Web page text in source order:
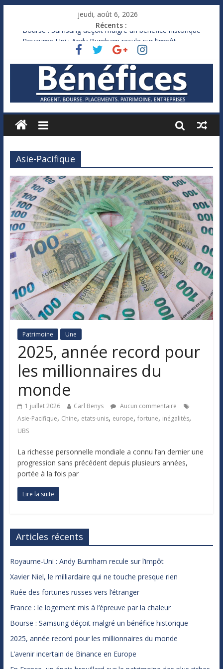
jeudi, août 6, 2026
Récents :
Bourse : Samsung déçoit malgré un bénéfice historique
Royaume-Uni : Andy Burnham recule sur l’impôt
Xavier Niel, le milliardaire qui ne touche presque rien
Ruée des fortunes russes vers l’étranger
France : le logement mis à l’épreuve par la chaleur
Asie-Pacifique
Patrimoine Une
2025, année record pour
les millionnaires du
monde
1 juillet 2026 Carl Benys
Aucun commentaire
Asie-Pacifique, Chine, etats-unis, europe, fortune, inégalités,
UBS
La richesse personnelle mondiale a connu l’an dernier une
progression sans précédent depuis plusieurs années,
portée à la fois par
Lire la suite
Articles récents
Royaume-Uni : Andy Burnham recule sur l’impôt
Xavier Niel, le milliardaire qui ne touche presque rien
Ruée des fortunes russes vers l’étranger
France : le logement mis à l’épreuve par la chaleur
Bourse : Samsung déçoit malgré un bénéfice historique
2025, année record pour les millionnaires du monde
L’avenir incertain de Binance en Europe